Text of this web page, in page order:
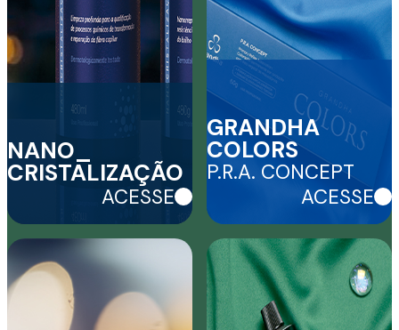
NANO_
CRISTALIZAÇÃO
GRANDHA
COLORS
P.R.A. CONCEPT